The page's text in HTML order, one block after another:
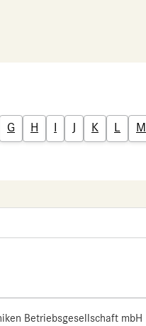
G H I J K L M
Betriebsgesellschaft mbH